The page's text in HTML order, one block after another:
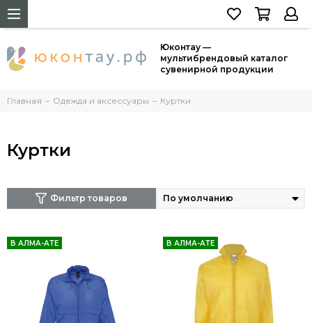
Юконтау —
мультибрендовый каталог
сувенирной продукции
Главная Одежда и аксессуары Куртки
Куртки
Фильтр товаров
В АЛМА-АТЕ В АЛМА-АТЕ